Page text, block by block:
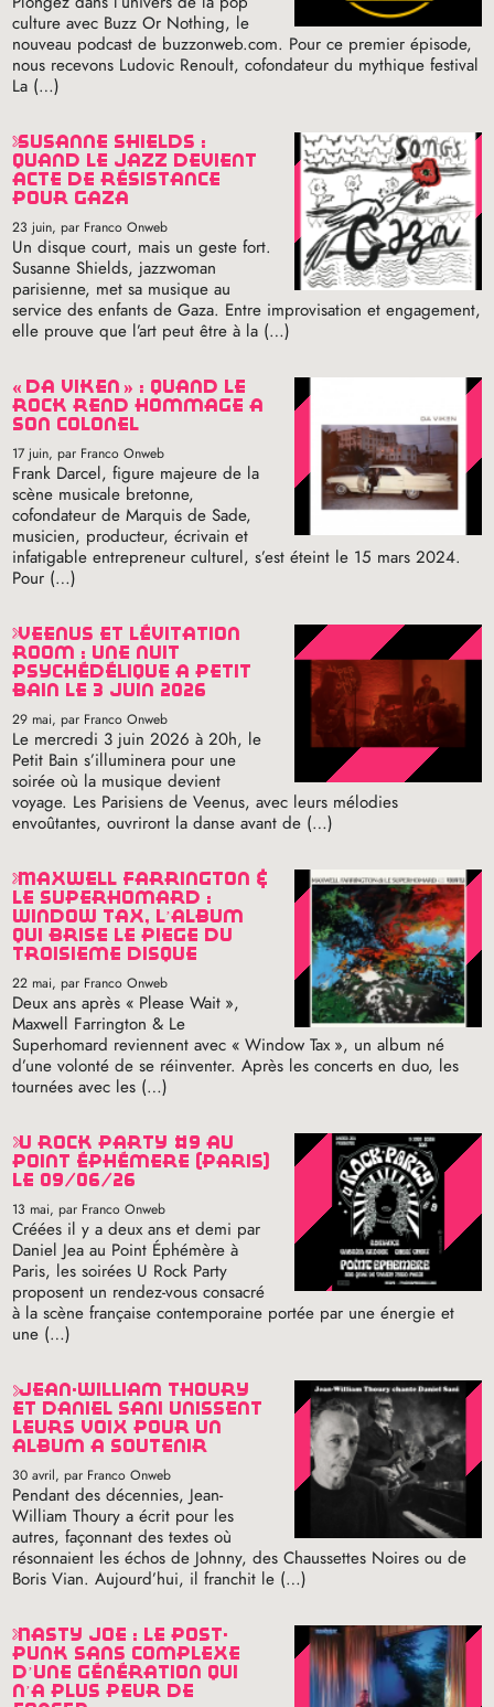
culture avec Buzz Or Nothing, le
nouveau podcast de buzzonweb.com. Pour ce premier épisode,
nous recevons Ludovic Renoult, cofondateur du mythique festival
La (…)
susanne shields :
quand le jazz devient
acte de résistance
pour gaza
23 juin, par Franco Onweb
Un disque court, mais un geste fort.
Susanne Shields, jazzwoman
parisienne, met sa musique au
service des enfants de Gaza. Entre improvisation et engagement,
elle prouve que l’art peut être à la (…)
« da viken » : quand le
rock rend hommage à
son colonel
17 juin, par Franco Onweb
Frank Darcel, figure majeure de la
scène musicale bretonne,
cofondateur de Marquis de Sade,
musicien, producteur, écrivain et
infatigable entrepreneur culturel, s’est éteint le 15 mars 2024.
Pour (…)
veenus et lévitation
room : une nuit
psychédélique à petit
bain le 3 juin 2026
29 mai, par Franco Onweb
Le mercredi 3 juin 2026 à 20h, le
Petit Bain s’illuminera pour une
soirée où la musique devient
voyage. Les Parisiens de Veenus, avec leurs mélodies
envoûtantes, ouvriront la danse avant de (…)
maxwell farrington &
le superhomard :
window tax, l’album
qui brise le piège du
troisième disque
22 mai, par Franco Onweb
Deux ans après « Please Wait »,
Maxwell Farrington & Le
Superhomard reviennent avec « Window Tax », un album né
d’une volonté de se réinventer. Après les concerts en duo, les
tournées avec les (…)
u rock party #9 au
point éphémère (paris)
le 09/06/26
13 mai, par Franco Onweb
Créées il y a deux ans et demi par
Daniel Jea au Point Éphémère à
Paris, les soirées U Rock Party
proposent un rendez-vous consacré
à la scène française contemporaine portée par une énergie et
une (…)
jean-william thoury
et daniel sani unissent
leurs voix pour un
album à soutenir
30 avril, par Franco Onweb
Pendant des décennies, Jean-
William Thoury a écrit pour les
autres, façonnant des textes où
résonnaient les échos de Johnny, des Chaussettes Noires ou de
Boris Vian. Aujourd’hui, il franchit le (…)
nasty joe : le post-
punk sans complexe
d’une génération qui
n’a plus peur de